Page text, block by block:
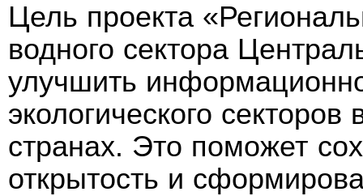
Цель проекта
водного сектора
улучшить
экологического
странах. Это поможет
открытость и